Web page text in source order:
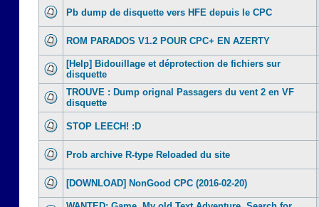
Pb dump de disquette vers HFE depuis le CPC
ROM PARADOS V1.2 POUR CPC+ EN AZERTY
[Help] Bidouillage et déprotection de fichiers sur
disquette
TROUVE : Dump orignal Passagers du vent 2 en VF
disquette
STOP LEECH! :D
Prob archive R-type Reloaded du site
[DOWNLOAD] NonGood CPC (2016-02-20)